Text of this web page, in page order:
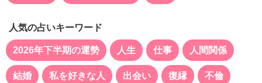
人気の占いキーワード
2026年下半期の運勢 人生 仕事 人間関係
結婚 私を好きな人 出会い 復縁 不倫